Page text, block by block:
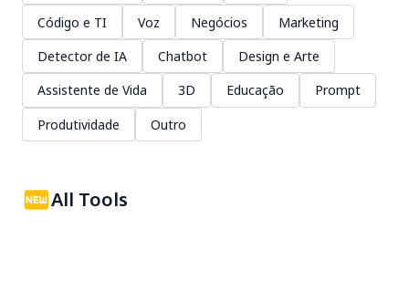
Código e TI
Voz Negócios
Marketing
Detector de IA
Chatbot
Design e Arte
Assistente de Vida
3D Educação
Prompt
Produtividade
Outro
All Tools